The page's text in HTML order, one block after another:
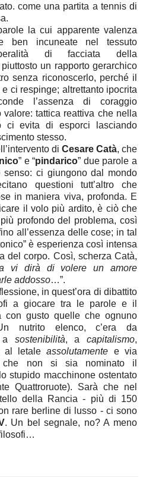
come una partita a tennis di
la cui apparente valenza
ben incuneate nel tessuto
di facciata della
un rapporto gerarchico
senza riconoscerlo, perché il
ci respinge; altrettanto ipocrita
l’assenza di coraggio
valore: tattica reattiva che nella
ci evita di esporci lasciando
stesso.
di Cesare Catà, che
” e “pindarico” due parole a
ci giungono dal mondo
questioni tutt’altro che
in maniera viva, profonda. E
il volo più ardito, è ciò che
profondo del problema, così
all’essenza delle cose; in tal
è esperienza così intensa
del corpo. Così, scherza Catà,
vi dirà di volere un amore
addosso…”.
in quest’ora di dibattito
a giocare tra le parole e il
gusto quelle che ognuno
nutrito elenco, c’era da
a sostenibilità, acapitalismo,
al letaleassolutamente e via
che non si sia nominato il
stupido macchinone ostentato
Quattroruote). Sarà che nel
della Rancia - più di 150
rare berline di lusso - ci sono
. Un bel segnale, no? A meno